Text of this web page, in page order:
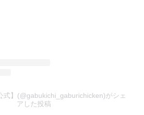
式】(@gabukichi_gaburichicken)がシェ
アした投稿